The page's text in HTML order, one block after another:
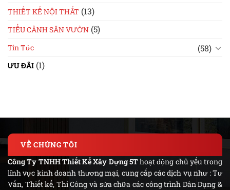
THIẾT KẾ NỘI THẤT (13)
TIỂU CẢNH SÂN VƯỜN (5)
Tin Tức (58)
ƯU ĐÃI (1)
VỀ CHÚNG TÔI
Công Ty TNHH Thiết Kế Xây Dựng 5Thoạt động chủ yếu trong
lĩnh vực kinh doanh thương mại, cung cấp các dịch vụ như : Tư
Vấn, Thiết kế, Thi Công và sửa chữa các công trình Dân Dụng &